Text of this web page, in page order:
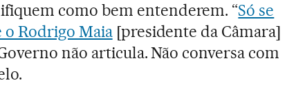
como bem entenderem. “Só se
o Rodrigo Maia[presidente da Câmara]
não articula. Não conversa com